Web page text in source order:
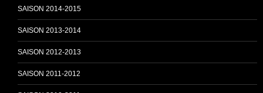
n
SAISON 2014-2015
SAISON 2013-2014
SAISON 2012-2013
SAISON 2011-2012